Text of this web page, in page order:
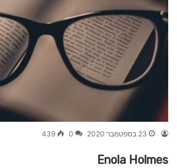
23 בספטמבר 2020 0
439
Enola Holmes